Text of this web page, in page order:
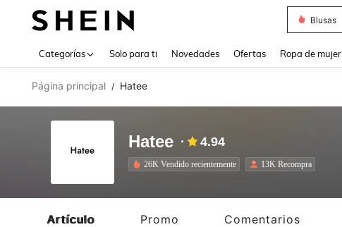
Jeans
Categorías Solo para ti Novedades Ofertas Ropa de mujer
Página principal / Hatee
Hatee 4.94
26K Vendido recientemente 13K Recompra
Artículo Promo Comentarios